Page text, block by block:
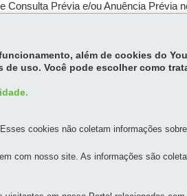
Prévia e/ou Anuência Prévia
dar entrada no processo de
nº 41/2025 - AMEP.
além de cookies do
uso. Você pode escolher como
cookies não coletam informações
com nosso site. As informações são